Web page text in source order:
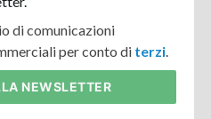
di comunicazioni
per conto di terzi.
NEWSLETTER